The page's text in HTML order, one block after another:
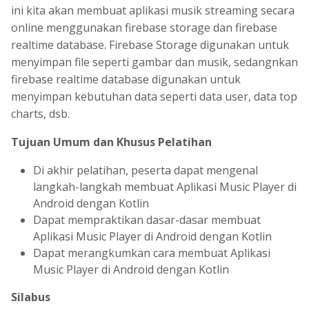
ini kita akan membuat aplikasi musik streaming secara
online menggunakan firebase storage dan firebase
realtime database. Firebase Storage digunakan untuk
menyimpan file seperti gambar dan musik, sedangnkan
firebase realtime database digunakan untuk
menyimpan kebutuhan data seperti data user, data top
charts, dsb.
Tujuan Umum dan Khusus Pelatihan
Di akhir pelatihan, peserta dapat mengenal
langkah-langkah membuat Aplikasi Music Player di
Android dengan Kotlin
Dapat mempraktikan dasar-dasar membuat
Aplikasi Music Player di Android dengan Kotlin
Dapat merangkumkan cara membuat Aplikasi
Music Player di Android dengan Kotlin
Silabus